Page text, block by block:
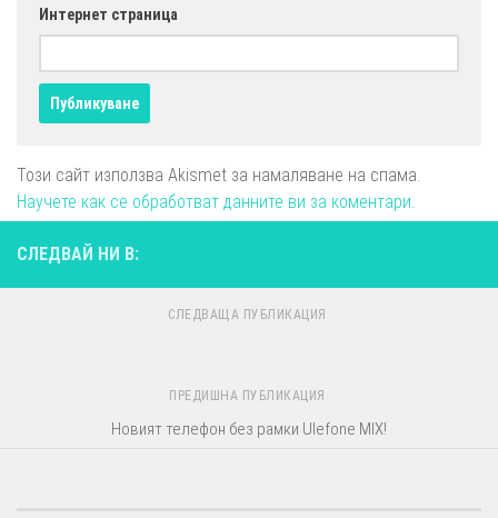
Интернет страница
Този сайт използва Akismet за намаляване на спама.
Научете как се обработват данните ви за коментари.
СЛЕДВАЙ НИ В:
СЛЕДВАЩА ПУБЛИКАЦИЯ
ПРЕДИШНА ПУБЛИКАЦИЯ
Новият телефон без рамки Ulefone MIX!